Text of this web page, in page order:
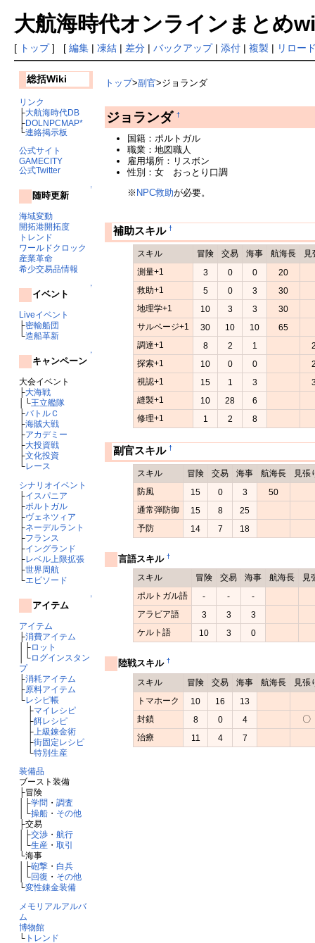
大航海時代オンラインまとめ
[ トップ] [ 編集| 凍結| 差分| バックアップ| 添付| 複製 | リロー
総括Wiki
リンク
├大航海時代DB
├DOLNPCMAP*
└連絡掲示板
公式サイト
GAMECITY
公式Twitter
↑
随時更新
海域変動
開拓港開拓度
トレンド
ワールドクロック
産業革命
希少交易品情報
↑
イベント
Liveイベント
├密輸船団
└造船革新
↑
キャンペーン
大会イベント
├大海戦
│└王立艦隊
├バトルＣ
├海賊大戦
├アカデミー
├大投資戦
├文化投資
└レース
シナリオイベント
├イスパニア
├ポルトガル
├ヴェネツィア
├ネーデルラント
├フランス
├イングランド
├レベル上限拡張
├世界周航
└エピソード
↑
アイテム
アイテム
├消費アイテム
│├ロット
│└ログインスタン
プ
├消耗アイテム
├原料アイテム
└レシピ帳
├マイレシピ
├餌レシピ
├上級錬金術
├街固定レシピ
└特別生産
装備品
ブースト装備
├冒険
│├学問 ・ 調査
│└操船・ その他
├交易
│├交渉・ 航行
│└生産・ 取引
└海事
│├砲撃・ 白兵
│└回復 ・ その他
└変性錬金装備
メモリアルアルバ
ム
博物館
└トレンド
トップ>副官>ジョランダ
ジョランダ †
国籍：ポルトガル
職業：地図職人
雇用場所：リスボン
性別：女 おっとり口調
※ NPC救助が必要。
補助スキル †
スキル 冒険 交易 海事 航海長
見
測量+1
3 0 0
20
救助+1
5 0 3
30
地理学+1
10 3 3
30
サルベージ+1
30 10 10
65
調達+1
8 2 1
探索+1
10 0 0
視認+1
15 1 3
縫製+1
10 28
6
修理+1
1 2 8
副官スキル †
スキル 冒険 交易 海事 航海長
見張
防風
15 0 3
50
通常弾防御
15 8
25
予防
14 7 18
言語スキル†
スキル 冒険 交易 海事 航海長
見
ポルトガル語
- -
-
アラビア語
3 3
3
ケルト語
10 3 0
陸戦スキル†
スキル 冒険 交易 海事 航海長
見張
トマホーク
10 16
13
封鎖
8 0 4
〇
治療
11 4 7